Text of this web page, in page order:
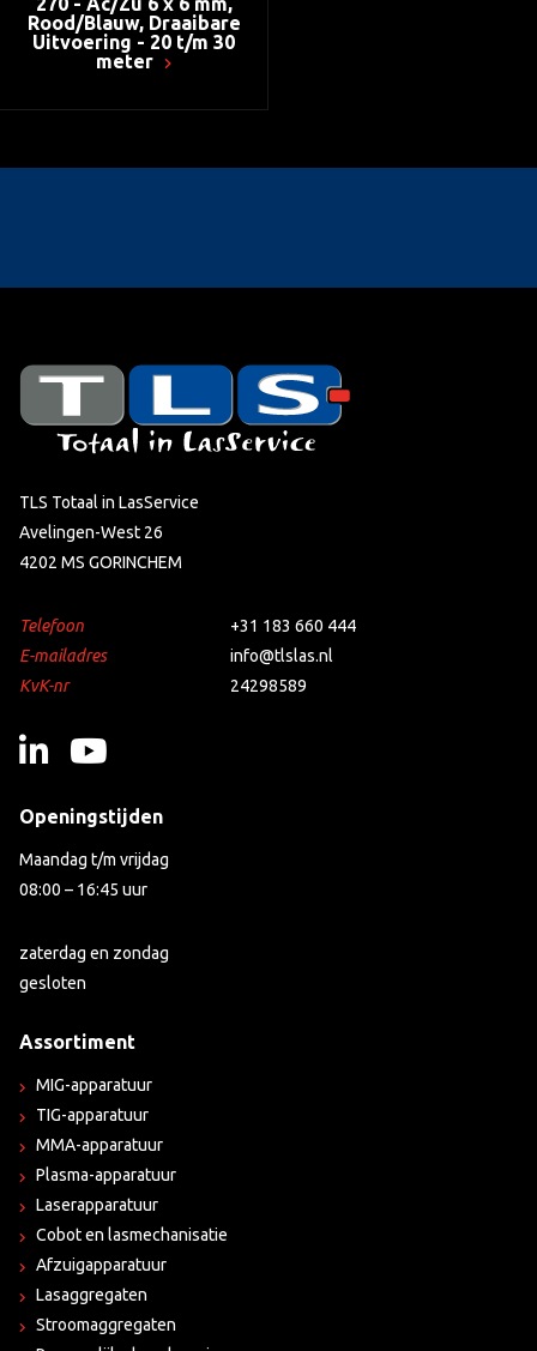
Rood/Blauw, Draaibare
Uitvoering - 20 t/m 30
meter
TLS Totaal in LasService
Avelingen-West 26
4202 MS GORINCHEM
Telefoon
+31 183 660 444
E-mailadres
info@tlslas.nl
KvK-nr
24298589
Openingstijden
Maandag t/m vrijdag
08:00 – 16:45 uur
zaterdag en zondag
gesloten
Assortiment
MIG-apparatuur
TIG-apparatuur
MMA-apparatuur
Plasma-apparatuur
Laserapparatuur
Cobot en lasmechanisatie
Afzuigapparatuur
Lasaggregaten
Stroomaggregaten